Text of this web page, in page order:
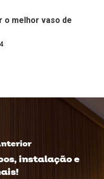
o melhor vaso de
instalação e